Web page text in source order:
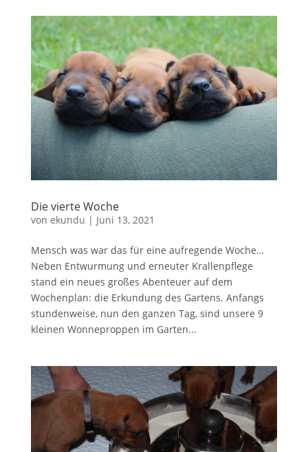
Die vierte Woche
von ekundu | Juni 13, 2021
Mensch was war das für eine aufregende Woche…
Neben Entwurmung und erneuter Krallenpflege
stand ein neues großes Abenteuer auf dem
Wochenplan: die Erkundung des Gartens. Anfangs
stundenweise, nun den ganzen Tag, sind unsere 9
kleinen Wonneproppen im Garten...